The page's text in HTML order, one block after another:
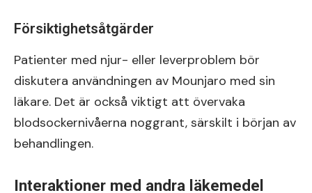
Försiktighetsåtgärder
Patienter med njur- eller leverproblem bör
diskutera användningen av Mounjaro med sin
läkare. Det är också viktigt att övervaka
blodsockernivåerna noggrant, särskilt i början av
behandlingen.
Interaktioner med andra läkemedel